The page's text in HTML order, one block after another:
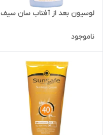
لوسیون بعد از آفتاب سان سیف
ناموجود